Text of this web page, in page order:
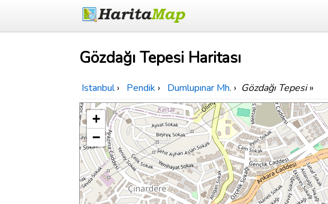
Gözdağı Tepesi Haritası
Istanbul › Pendik › Dumlupınar Mh. › Gözdağı Tepesi»
+
−